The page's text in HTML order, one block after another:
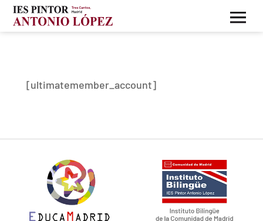
[ultimatemember_account]